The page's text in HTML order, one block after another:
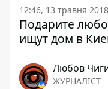
12:46, 13 травня 2018
Подарите
ищут дом в
Любов
ЖУРНАЛІСТ